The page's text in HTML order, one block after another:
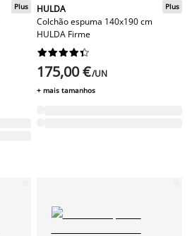
Plus
HULDA
Colchão espuma 140x190 cm
HULDA Firme
Plus






175,00 €/UN
+ mais tamanhos